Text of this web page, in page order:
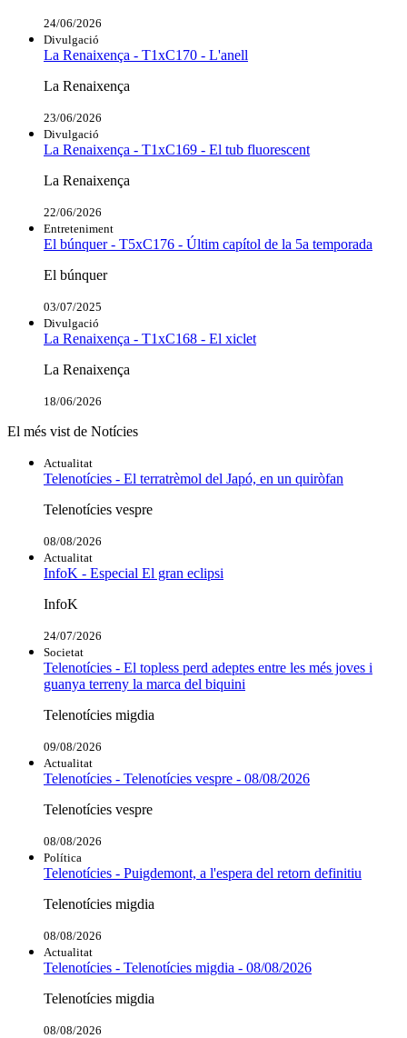
24/06/2026
Divulgació
La Renaixença - T1xC170 - L'anell
La Renaixença
23/06/2026
Divulgació
La Renaixença - T1xC169 - El tub fluorescent
La Renaixença
22/06/2026
Entreteniment
El búnquer - T5xC176 - Últim capítol de la 5a temporada
El búnquer
03/07/2025
Divulgació
La Renaixença - T1xC168 - El xiclet
La Renaixença
18/06/2026
El més vist de Notícies
Actualitat
Telenotícies - El terratrèmol del Japó, en un quiròfan
Telenotícies vespre
08/08/2026
Actualitat
InfoK - Especial El gran eclipsi
InfoK
24/07/2026
Societat
Telenotícies - El topless perd adeptes entre les més joves i
guanya terreny la marca del biquini
Telenotícies migdia
09/08/2026
Actualitat
Telenotícies - Telenotícies vespre - 08/08/2026
Telenotícies vespre
08/08/2026
Política
Telenotícies - Puigdemont, a l'espera del retorn definitiu
Telenotícies migdia
08/08/2026
Actualitat
Telenotícies - Telenotícies migdia - 08/08/2026
Telenotícies migdia
08/08/2026